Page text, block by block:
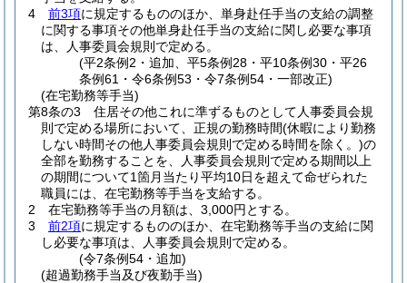
4
前3項に規定するもののほか、単身赴任手当の支給の調整
に関する事項その他単身赴任手当の支給に関し必要な事項
は、人事委員会規則で定める。
(平2条例2・追加、平5条例28・平10条例30・平26
条例61・令6条例53・令7条例54・一部改正)
(在宅勤務等手当)
第8条の3
住居その他これに準ずるものとして人事委員会規
則で定める場所において、正規の勤務時間(休暇により勤務
しない時間その他人事委員会規則で定める時間を除く。)の
全部を勤務することを、人事委員会規則で定める期間以上
の期間について1箇月当たり平均10日を超えて命ぜられた
職員には、在宅勤務等手当を支給する。
2
在宅勤務等手当の月額は、3,000円とする。
3
前2項に規定するもののほか、在宅勤務等手当の支給に関
し必要な事項は、人事委員会規則で定める。
(令7条例54・追加)
(超過勤務手当及び夜勤手当)